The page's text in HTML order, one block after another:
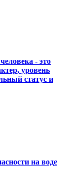
- это
уровень
статус и
на воде